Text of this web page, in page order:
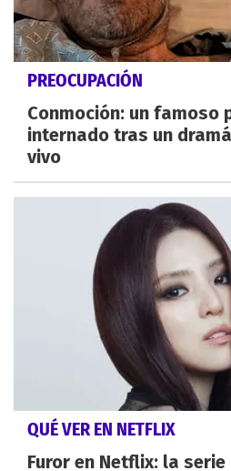
PREOCUPACIÓN
Conmoción: un famoso
internado tras un
vivo
QUÉ VER EN NETFLIX
Furor en Netflix: la